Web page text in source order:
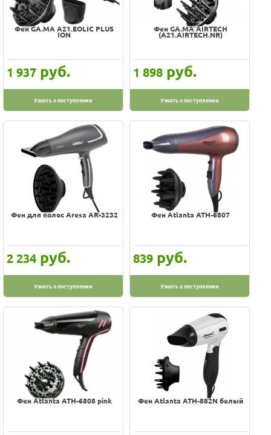
Shivaki
Sinbo
UFESA
VALERA
Vitek
ZIMBER
Фен GA.MA A21.EOLIC PLUS
ION
1 937 руб.
Узнать о поступлении
Фен GA.MA AIRTECH
(A21.AIRTECH.NR)
1 898 руб.
Узнать о поступлении
Фен для волос Aresa AR-3232
2 234 руб.
Узнать о поступлении
Фен Atlanta ATH-6807
839 руб.
Узнать о поступлении
Фен Atlanta ATH-6808 pink Фен Atlanta ATH-882N белый